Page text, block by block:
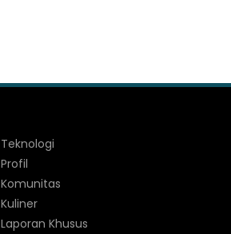
Teknologi
Profil
Komunitas
Kuliner
Laporan Khusus